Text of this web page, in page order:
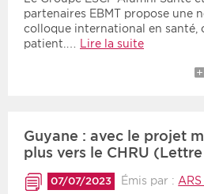
partenaires EBMT propose une
colloque international en santé,
patient.…
Lire la suite
Guyane : avec le projet
plus vers le CHRU
07/07/2023 Émis par :